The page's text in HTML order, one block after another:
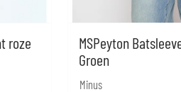
roze
MSPeyton
Groen
Minus